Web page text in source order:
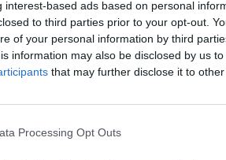
interest-based ads based on personal
to third parties prior to your opt-out.
of your personal information by third
information may also be disclosed by us
that may further disclose it to other
Processing Opt Outs